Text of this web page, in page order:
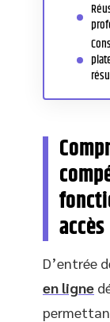
accès
D’entrée
en ligne